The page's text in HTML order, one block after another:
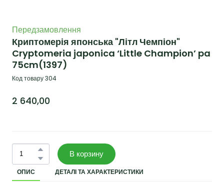
Передзамовлення
Криптомерія японська "Літл Чемпіон"
Cryptomeria japonica ‘Little Champion’ pa
75cm(1397)
Код товару 304
2 640,00
В корзину
ОПИС ДЕТАЛІ ТА ХАРАКТЕРИСТИКИ